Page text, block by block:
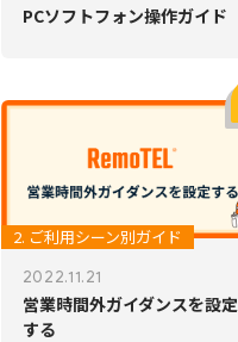
PCソフトフォン操作ガイド
2. ご利用シーン別ガイド
2022.11.21
営業時間外ガイダンスを設定
する